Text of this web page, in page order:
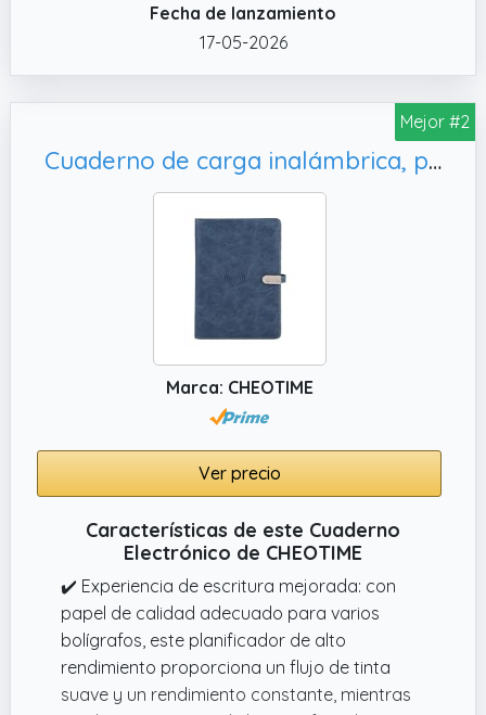
quienes buscan funcionalidad y estilo.
✔️ Nuestra colección de fundas está
diseñada para satisfacer las necesidades de
pequeños, con diseños sencillos y coloridos,
hasta niños mayores, con gráficos más
elaborados y modernos.
Pigna tiene 80 páginas más guardas, el papel
interior es de 80 gramos, duradero e ideal
para el uso diario. Las tapas añaden un
toque de color, haciendo que cada cuaderno
Fecha de lanzamiento
17-05-2026
Mejor #2
Cuaderno de carga inalámbrica, planificador de
Marca: CHEOTIME
Ver precio
Características de este Cuaderno
Electrónico de CHEOTIME
✔️ Experiencia de escritura mejorada: con
papel de calidad adecuado para varios
bolígrafos, este planificador de alto
rendimiento proporciona un flujo de tinta
suave y un rendimiento constante, mientras